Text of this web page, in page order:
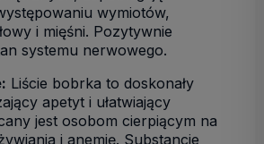
wymiotów,
i mięśni. Pozytywnie
systemu nerwowego.
Liście bobrka to doskonały
apetyt i ułatwiający
jest osobom cierpiącym na
i anemię. Substancje